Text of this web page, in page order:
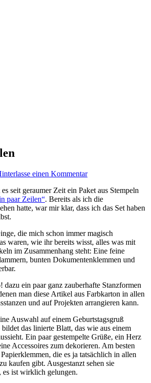
einen Kommentar
seit geraumer Zeit ein Paket aus Stempeln
paar Zeilen“. Bereits als ich die
hatte, war mir klar, dass ich das Set haben
die mich schon immer magisch
waren, wie ihr bereits wisst, alles was mit
im Zusammenhang steht: Eine feine
bunten Dokumentenklemmen und
dazu ein paar ganz zauberhafte Stanzformen
man diese Artikel aus Farbkarton in allen
und auf Projekten arrangieren kann.
Auswahl auf einem Geburtstagsgruß
das linierte Blatt, das wie aus einem
Ein paar gestempelte Grüße, ein Herz
Accessoires zum dekorieren. Am besten
die es ja tatsächlich in allen
kaufen gibt. Ausgestanzt sehen sie
es ist wirklich gelungen.